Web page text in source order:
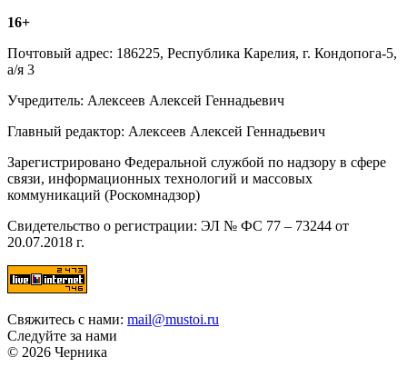
16+
Почтовый адрес: 186225, Республика Карелия, г. Кондопога-5,
а/я 3
Учредитель: Алексеев Алексей Геннадьевич
Главный редактор: Алексеев Алексей Геннадьевич
Зарегистрировано Федеральной службой по надзору в сфере
связи, информационных технологий и массовых
коммуникаций (Роскомнадзор)
Свидетельство о регистрации: ЭЛ № ФС 77 – 73244 от
20.07.2018 г.
Свяжитесь с нами: mail@mustoi.ru
Следуйте за нами
© 2026 Черника